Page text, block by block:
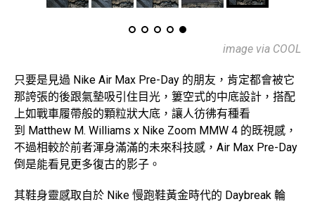
image via COOL
只要是見過 Nike Air Max Pre-Day 的朋友，肯定都會被它
那誇張的後跟氣墊吸引住目光，簍空式的中底設計，搭配
上如戰車履帶般的顆粒狀大底，讓人彷彿有種看
到 Matthew M. Williams x Nike Zoom MMW 4 的既視感，
不過相較於前者渾身滿滿的未來科技感，Air Max Pre-Day
倒是能看見更多復古的影子。
其鞋身靈感取自於 Nike 慢跑鞋黃金時代的 Daybreak 輪